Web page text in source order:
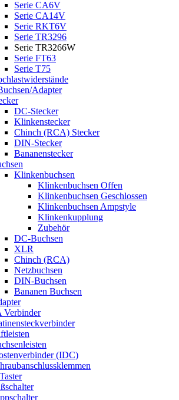
Serie CA6V
Serie CA14V
Serie RKT6V
Serie TR3296
Serie TR3266W
Serie FT63
Serie T75
Adapter
DC-Stecker
Klinkenstecker
Chinch (RCA) Stecker
DIN-Stecker
Bananenstecker
Klinkenbuchsen
Klinkenbuchsen Offen
Klinkenbuchsen Geschlossen
Klinkenbuchsen Ampstyle
Klinkenkupplung
Zubehör
DC-Buchsen
XLR
Chinch (RCA)
Netzbuchsen
DIN-Buchsen
Bananen Buchsen
Verbinder
(IDC)